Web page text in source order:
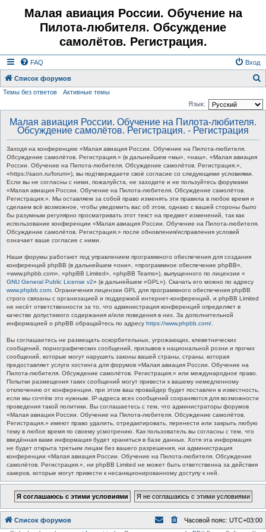
Малая авиация России. Обучение на
Пилота-любителя. Обсуждение
самолётов. Регистрация.
FAQ Вход
Список форумов
Темы без ответов
Активные темы
Язык:
Малая авиация России. Обучение на Пилота-любителя.
Обсуждение самолётов. Регистрация. - Регистрация
Заходя на конференцию «Малая авиация России. Обучение на Пилота-любителя.
Обсуждение самолётов. Регистрация.» (в дальнейшем «мы», «наш», «Малая авиация
России. Обучение на Пилота-любителя. Обсуждение самолётов. Регистрация.»,
«https://saon.ru/forum»), вы подтверждаете своё согласие со следующими условиями.
Если вы не согласны с ними, пожалуйста, не заходите и не пользуйтесь форумами
«Малая авиация России. Обучение на Пилота-любителя. Обсуждение самолётов.
Регистрация.». Мы оставляем за собой право изменять эти правила в любое время и
сделаем всё возможное, чтобы уведомить вас об этом, однако с вашей стороны было
бы разумным регулярно просматривать этот текст на предмет изменений, так как
использование конференции «Малая авиация России. Обучение на Пилота-любителя.
Обсуждение самолётов. Регистрация.» после обновления/исправления условий
означает ваше согласие с ними.
Наши форумы работают под управлением программного обеспечения для создания
конференций phpBB (в дальнейшем «они», «программное обеспечение phpBB»,
«www.phpbb.com», «phpBB Limited», «phpBB Teams»), выпущенного по лицензии «
GNU General Public License v2» (в дальнейшем «GPL»). Скачать его можно по адресу
www.phpbb.com . Ограничения лицензии GPL для программного обеспечения phpBB
строго связаны с организацией и поддержкой интернет-конференций, и phpBB Limited
не несёт ответственности за то, что администрация конференций определяет в
качестве допустимого содержания и/или поведения в них. За дополнительной
информацией о phpBB обращайтесь по адресу https://www.phpbb.com/
Вы соглашаетесь не размещать оскорбительных, угрожающих, клеветнических
сообщений, порнографических сообщений, призывов к национальной розни и прочих
сообщений, которые могут нарушить законы вашей страны, страны, которая
предоставляет услуги хостинга для форумов «Малая авиация России. Обучение на
Пилота-любителя. Обсуждение самолётов. Регистрация.» или международное право.
Попытки размещения таких сообщений могут привести к вашему немедленному
отключению от конференции, при этом ваш провайдер будет поставлен в известность,
если мы сочтём это нужным. IP-адреса всех сообщений сохраняются для возможности
проведения такой политики. Вы соглашаетесь с тем, что администраторы форумов
«Малая авиация России. Обучение на Пилота-любителя. Обсуждение самолётов.
Регистрация.» имеют право удалить, отредактировать, перенести или закрыть любую
тему в любое время по своему усмотрению. Как пользователь вы согласны с тем, что
введённая вами информация будет храниться в базе данных. Хотя эта информация
не будет открыта третьим лицам без вашего разрешения, ни администрация
конференции «Малая авиация России. Обучение на Пилота-любителя. Обсуждение
самолётов. Регистрация.», ни phpBB Limited не может быть ответственна за действия
хакеров, которые могут привести к несанкционированному доступу к ней.
Список форумов Часовой пояс: UTC+03:00